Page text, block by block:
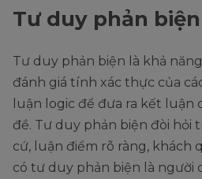
Tư duy phản
Tư duy phản biện là khả
đánh giá tính xác thực của
luận logic để đưa ra kết luận
đề. Tư duy phản biện đòi hỏi
cứ, luận điểm rõ ràng, khách
có tư duy phản biện là người